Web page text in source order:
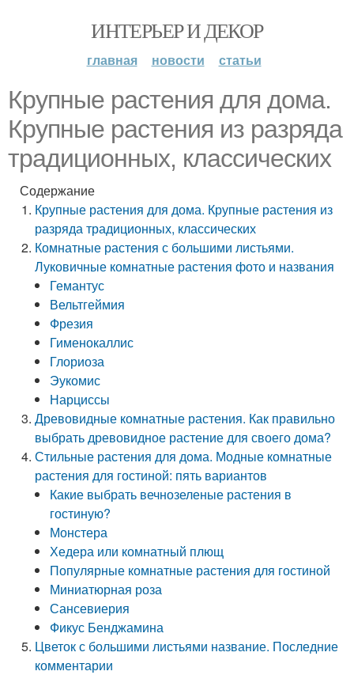
ИНТЕРЬЕР И ДЕКОР
главная новости статьи
Крупные растения для дома.
Крупные растения из разряда
традиционных, классических
Содержание
Крупные растения для дома. Крупные растения из
разряда традиционных, классических
Комнатные растения с большими листьями.
Луковичные комнатные растения фото и названия
Гемантус
Вельтгеймия
Фрезия
Гименокаллис
Глориоза
Эукомис
Нарциссы
Древовидные комнатные растения. Как правильно
выбрать древовидное растение для своего дома?
Стильные растения для дома. Модные комнатные
растения для гостиной: пять вариантов
Какие выбрать вечнозеленые растения в
гостиную?
Монстера
Хедера или комнатный плющ
Популярные комнатные растения для гостиной
Миниатюрная роза
Сансевиерия
Фикус Бенджамина
Цветок с большими листьями название. Последние
комментарии